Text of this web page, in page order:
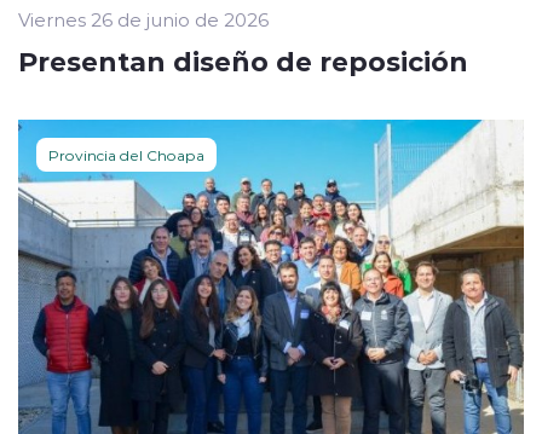
Viernes 26 de junio de 2026
Presentan diseño de reposición
Provincia del Choapa